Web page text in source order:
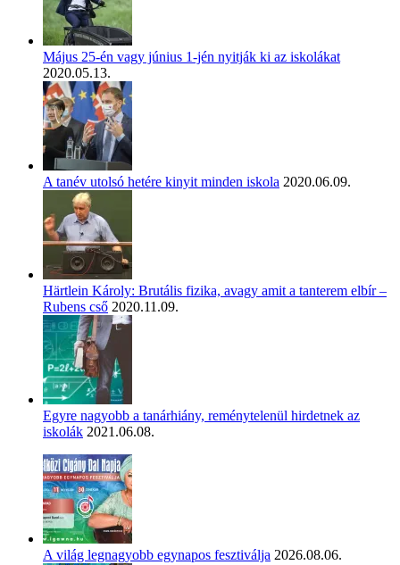
Május 25-én vagy június 1-jén nyitják ki az iskolákat
2020.05.13.
A tanév utolsó hetére kinyit minden iskola 2020.06.09.
Härtlein Károly: Brutális fizika, avagy amit a tanterem elbír –
Rubens cső 2020.11.09.
Egyre nagyobb a tanárhiány, reménytelenül hirdetnek az
iskolák 2021.06.08.
A világ legnagyobb egynapos fesztiválja 2026.08.06.